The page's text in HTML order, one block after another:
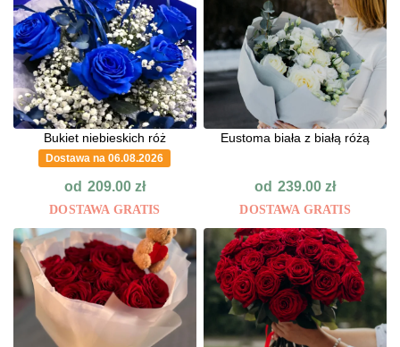
Bukiet niebieskich róż
Dostawa na 06.08.2026
od 209.00 zł
DOSTAWA GRATIS
Eustoma biała z białą różą
od 239.00zł
DOSTAWA GRATIS